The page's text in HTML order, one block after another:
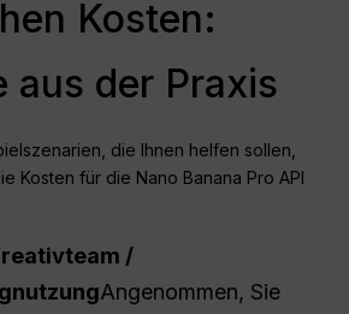
Kosten:
aus der Praxis
die Ihnen helfen sollen,
Kosten für die Nano Banana Pro API
/
Angenommen, Sie